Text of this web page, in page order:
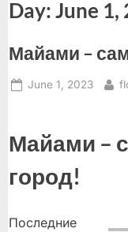
Day:June 1,
Майами –
Posted
June 1, 2023
Майами –
город!
Последние